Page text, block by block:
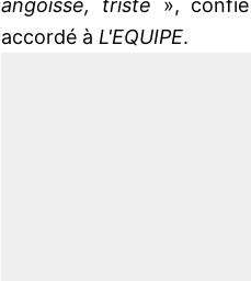
angoissé, triste », confie
accordé à L'EQUIPE.